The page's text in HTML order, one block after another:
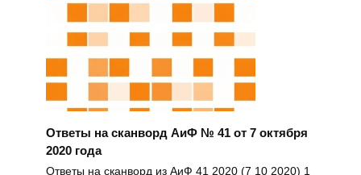
Ответы на сканворд АиФ № 41 от 7 октября
2020 года
Ответы на сканворд из АиФ 41 2020 (7 10 2020) 1